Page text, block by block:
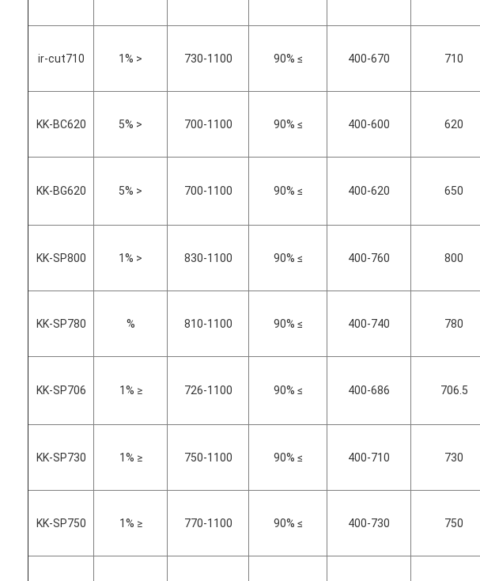
710
400-670
≥ 90%
730-1100
< 1%
ir-cut710
620
400-600
≥ 90%
700-1100
< 5%
KK-BC620
650
400-620
≥ 90%
700-1100
< 5%
KK-BG620
800
400-760
≥ 90%
830-1100
< 1%
KK-SP800
780
400-740
≥ 90%
810-1100
%
KK-SP780
706.5
400-686
≥ 90%
726-1100
≤ 1%
KK-SP706
730
400-710
≥ 90%
750-1100
≤ 1%
KK-SP730
750
400-730
≥ 90%
770-1100
≤ 1%
KK-SP750